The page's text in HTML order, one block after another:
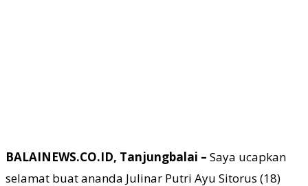
BALAINEWS.CO.ID, Tanjungbalai – Saya ucapkan
selamat buat ananda Julinar Putri Ayu Sitorus (18)